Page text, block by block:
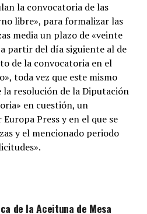
la convocatoria de las
libre», para formalizar las
media un plazo de «veinte
partir del día siguiente al de
de la convocatoria en el
toda vez que este mismo
la resolución de la Diputación
en cuestión, un
Press y en el que se
y el mencionado periodo
de la Aceituna de Mesa